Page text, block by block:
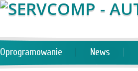
Oprogramowanie News